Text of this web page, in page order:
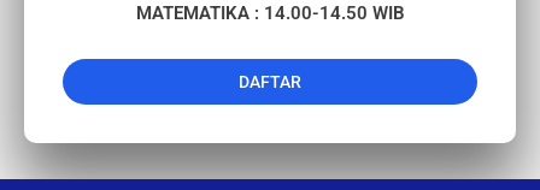
MATEMATIKA : 14.00-14.50 WIB
DAFTAR